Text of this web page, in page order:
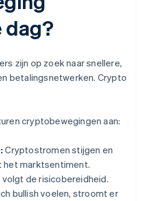
dag?
zijn op zoek naar snellere,
betalingsnetwerken. Crypto
cryptobewegingen aan:
Cryptostromen stijgen en
het marktsentiment.
de risicobereidheid.
bullish voelen, stroomt er